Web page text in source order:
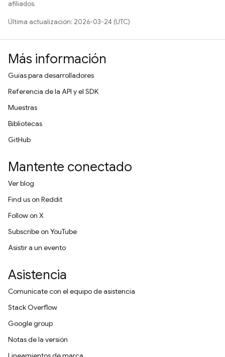
afiliados.
Última actualización: 2026-03-24 (UTC)
Más información
Guías para desarrolladores
Referencia de la API y el SDK
Muestras
Bibliotecas
GitHub
Mantente conectado
Ver blog
Find us on Reddit
Follow on X
Subscribe on YouTube
Asistir a un evento
Asistencia
Comunícate con el equipo de asistencia
Stack Overflow
Google group
Notas de la versión